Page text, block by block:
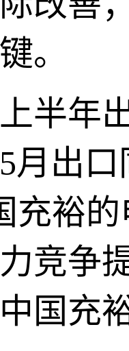
。
半年
月出
充裕
竞争
国充